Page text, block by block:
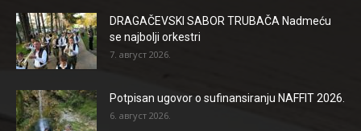
DRAGAČEVSKI SABOR TRUBAČA Nadmeću
se najbolji orkestri
7. август 2026.
Potpisan ugovor o sufinansiranju NAFFIT 2026.
6. август 2026.